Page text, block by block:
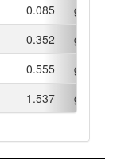
0.085
g
0.352
g
0.555
g
1.537 g